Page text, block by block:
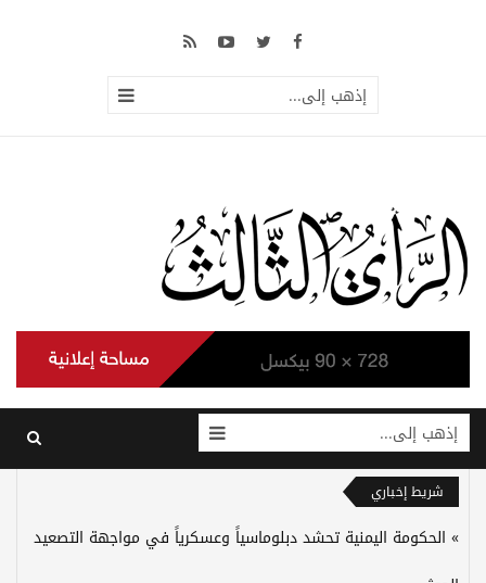
إذهب إلى...
إذهب إلى...
شريط إخباري
الحكومة اليمنية تحشد دبلوماسياً وعسكرياً في مواجهة التصعيد